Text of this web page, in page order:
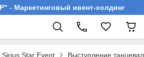
- Маркетинговый ивент-холдинг
Sirius Star Event Выступление